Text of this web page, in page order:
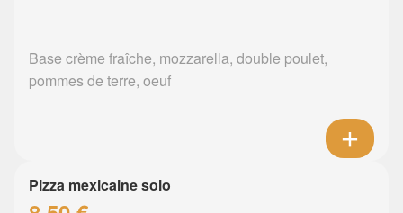
Base crème fraîche, mozzarella, double poulet,
pommes de terre, oeuf
Pizza mexicaine solo